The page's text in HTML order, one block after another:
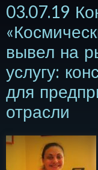
03.07.19
вывел на
услугу:
для
отрасли